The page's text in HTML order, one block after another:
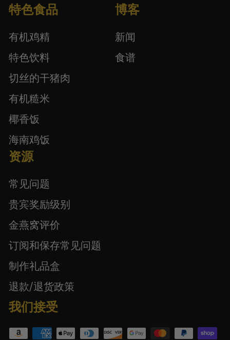
特色食品
有机鸡精
特色饮料
切丝的干猪肉
有机糙米
椰香饭
海南鸡饭
博客
新闻
食谱
资源
常见问题
贵宾奖励级别
金燕窝评价
订阅和保存常见问题
制作礼品盒
退款/退货政策
我们接受